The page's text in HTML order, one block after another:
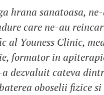
hrana sanatoasa,
care ne-au
al Youness Clinic,
formator in
dezvaluit cateva
oboselii fizice